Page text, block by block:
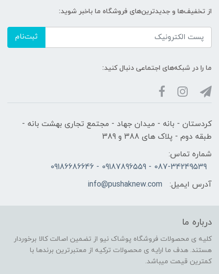
از تخفیف‌ها و جدیدترین‌های فروشگاه ما باخبر شوید:
ثبت‌نام
ما را در شبکه‌های اجتماعی دنبال کنید:
کردستان - بانه - میدان جهاد - مجتمع تجاری بهشت بانه -
طبقه دوم - پلاک های 388 و 389
شماره تماس:
087-34249539 - 09187896559 - 09186686646
آدرس ایمیل:
info@pushaknew.com
درباره ما
کلیه ی محصولات فروشگاه پوشاک نیو از تضمین اصالت کالا برخوردار
هستند. هدف ما ارایه ی محصولات ترکیه از معتبرترین برندها با
کمترین قیمت میباشد.